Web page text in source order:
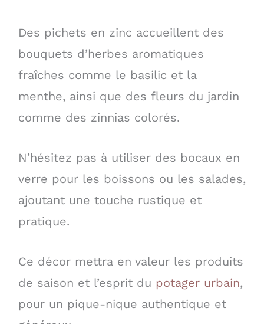
Des pichets en zinc accueillent des
bouquets d’herbes aromatiques
fraîches comme le basilic et la
menthe, ainsi que des fleurs du jardin
comme des zinnias colorés.
N’hésitez pas à utiliser des bocaux en
verre pour les boissons ou les salades,
ajoutant une touche rustique et
pratique.
Ce décor mettra en valeur les produits
de saison et l’esprit du potager urbain,
pour un pique-nique authentique et